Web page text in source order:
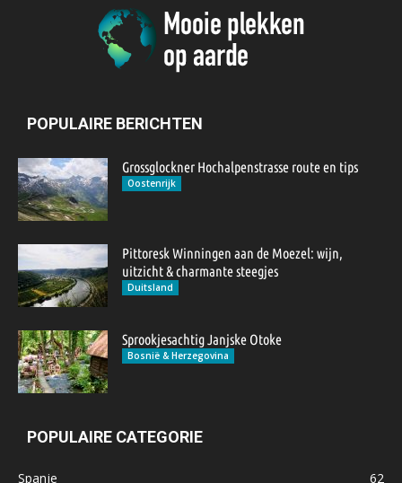
POPULAIRE BERICHTEN
Grossglockner Hochalpenstrasse route en tips
Oostenrijk
Pittoresk Winningen aan de Moezel: wijn,
uitzicht & charmante steegjes
Duitsland
Sprookjesachtig Janjske Otoke
Bosnië & Herzegovina
POPULAIRE CATEGORIE
Spanje 62